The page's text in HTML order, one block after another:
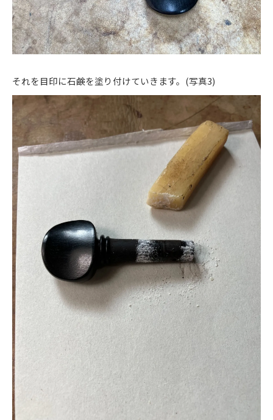
それを目印に石鹸を塗り付けていきます。(写真3)